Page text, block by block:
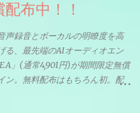
布中！！
声録音とボーカルの明瞭度を高
る、最先端のAIオーディオエン
」(通常4,901円)が期間限定無償
ン。無料配布はもちろん初。配